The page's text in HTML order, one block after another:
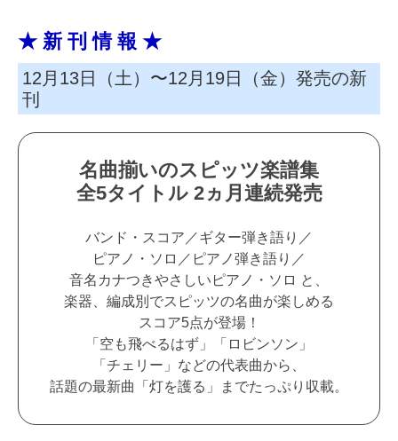
★ 新 刊 情 報 ★
12月13日（土）〜12月19日（金）発売の新
刊
名曲揃いのスピッツ楽譜集
全5タイトル 2ヵ月連続発売
バンド・スコア／ギター弾き語り／
ピアノ・ソロ／ピアノ弾き語り／
音名カナつきやさしいピアノ・ソロ と、
楽器、編成別でスピッツの名曲が楽しめる
スコア5点が登場！
「空も飛べるはず」「ロビンソン」
「チェリー」などの代表曲から、
話題の最新曲「灯を護る」までたっぷり収載。